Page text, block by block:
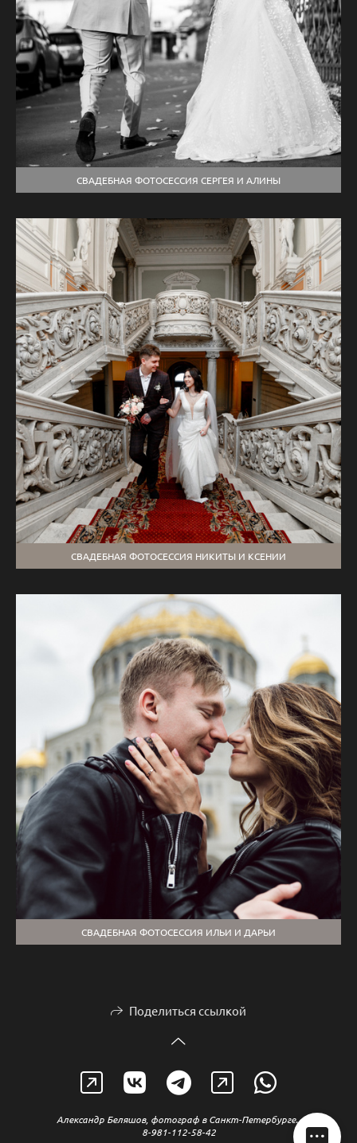
СВАДЕБНАЯ ФОТОСЕССИЯ СЕРГЕЯ И АЛИНЫ
СВАДЕБНАЯ ФОТОСЕССИЯ НИКИТЫ И КСЕНИИ
СВАДЕБНАЯ ФОТОСЕССИЯ ИЛЬИ И ДАРЬИ
Поделиться ссылкой
Александр Беляшов, фотограф в Санкт-Петербурге.
8-981-112-58-42